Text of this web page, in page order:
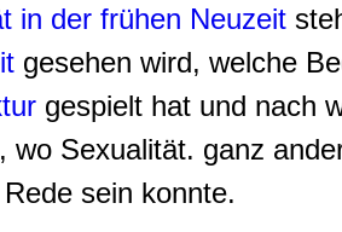
in der frühen Neuzeit
gesehen wird, welche
gespielt hat und nach
wo Sexualität. ganz
sein konnte.